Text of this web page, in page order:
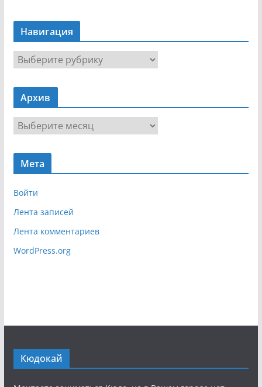
Навигация
Н
а
в
г
я
Архив
р
х
Мета
Войти
Лента записей
Лента комментариев
WordPress.org
Кюдокай